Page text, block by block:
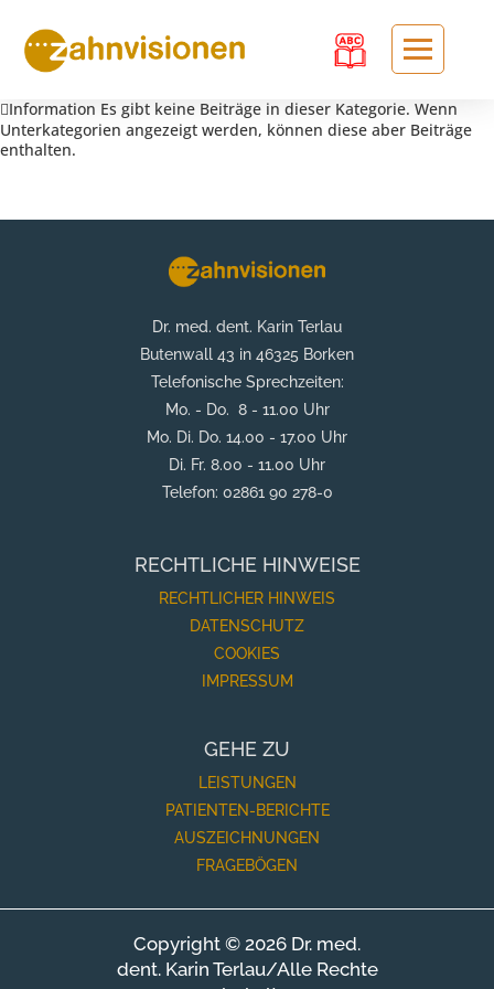
Information Es gibt keine Beiträge in dieser Kategorie. Wenn
Unterkategorien angezeigt werden, können diese aber Beiträge
enthalten.
Dr. med. dent. Karin Terlau
Butenwall 43 in 46325 Borken
Telefonische Sprechzeiten:
Mo. - Do. 8 - 11.00 Uhr
Mo. Di. Do. 14.00 - 17.00 Uhr
Di. Fr. 8.00 - 11.00 Uhr
Telefon: 02861 90 278-0
RECHTLICHE HINWEISE
RECHTLICHER HINWEIS
DATENSCHUTZ
COOKIES
IMPRESSUM
GEHE ZU
LEISTUNGEN
PATIENTEN-BERICHTE
AUSZEICHNUNGEN
FRAGEBÖGEN
Copyright © 2026 Dr. med.
dent. Karin Terlau/Alle Rechte